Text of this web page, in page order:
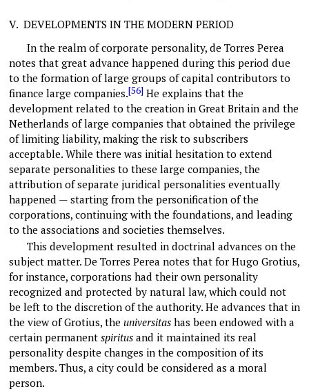
V. DEVELOPMENTS IN THE MODERN PERIOD
In the realm of corporate personality, de Torres Perea
notes that great advance happened during this period due
to the formation of large groups of capital contributors to
finance large companies.[56] He explains that the
development related to the creation in Great Britain and the
Netherlands of large companies that obtained the privilege
of limiting liability, making the risk to subscribers
acceptable. While there was initial hesitation to extend
separate personalities to these large companies, the
attribution of separate juridical personalities eventually
happened — starting from the personification of the
corporations, continuing with the foundations, and leading
to the associations and societies themselves.
This development resulted in doctrinal advances on the
subject matter. De Torres Perea notes that for Hugo Grotius,
for instance, corporations had their own personality
recognized and protected by natural law, which could not
be left to the discretion of the authority. He advances that in
the view of Grotius, the universitashas been endowed with a
certain permanent spiritusand it maintained its real
personality despite changes in the composition of its
members. Thus, a city could be considered as a moral
person.